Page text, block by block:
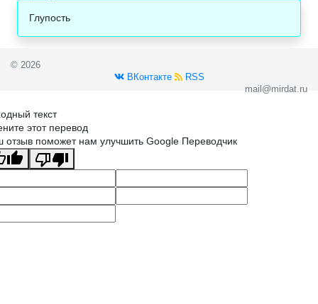
Глупость
© 2026
ВКонтакте
RSS
mail@mirdat.ru
текст
этот перевод
отзыв поможет нам улучшить Google Переводчик